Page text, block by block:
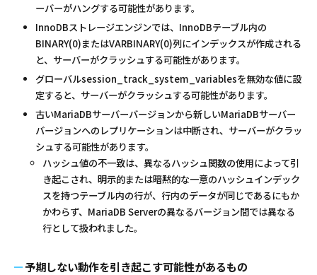
ーバーがハングする可能性があります。
InnoDBストレージエンジンでは、InnoDBテーブル内の
BINARY(0)またはVARBINARY(0)列にインデックスが作成される
と、サーバーがクラッシュする可能性があります。
グローバルsession_track_system_variablesを無効な値に設
定すると、サーバーがクラッシュする可能性があります。
古いMariaDBサーバーバージョンから新しいMariaDBサーバー
バージョンへのレプリケーションは中断され、サーバーがクラッ
シュする可能性があります。
ハッシュ値の不一致は、異なるハッシュ関数の使用によって引
き起こされ、明示的または暗黙的な一意のハッシュインデック
スを持つテーブル内の行が、行内のデータが同じであるにもか
かわらず、MariaDB Serverの異なるバージョン間では異なる
行として扱われました。
予期しない動作を引き起こす可能性があるもの